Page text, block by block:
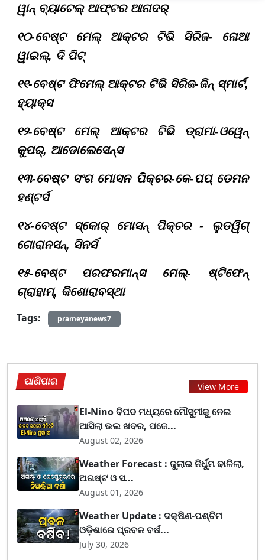
ୱାନ୍ ବ୍ୟାଟେଲ୍ ଆଫ୍ଟର ଆନାଦର୍
୧୦-ବେଷ୍ଟ ମେଲ୍ ଆକ୍ଟର ଟିଭି ସିରିଜ- ନୋଆ
ୱାଇଲ୍, ଦି ପିଟ୍
୧୧-ବେଷ୍ଟ ଫିମେଲ୍ ଆକ୍ଟର ଟିଭି ସିରିଜ-ଜିନ୍ ସ୍ମାର୍ଟ,
ହ୍ୟାକ୍ସ
୧୨-ବେଷ୍ଟ ମେଲ୍ ଆକ୍ଟର ଟିଭି ଡ୍ରାମା-ଓୱେନ୍
କୁପର୍, ଆଡୋଲେସେନ୍ସ
୧୩-ବେଷ୍ଟ ସଂଗ ମୋସନ ପିକ୍ଚର-କେ-ପପ୍ ଡେମନ
ହଣ୍ଟର୍ସ
୧୪-ବେଷ୍ଟ ସ୍କୋର୍ ମୋସନ୍ ପିକ୍ଚର - ଲୁଡୱିଗ୍
ଗୋରାନସନ୍, ସିନର୍ସ
୧୫-ବେଷ୍ଟ ପରଫରମାନ୍ସ ମେଲ୍- ଷ୍ଟିଫେନ୍
ଗ୍ରାହାମ୍, କିଶୋରାବସ୍ଥା
Tags:
prameyanews7
ପାଣିପାଗ View More
El-Nino ବିପଦ ମଧ୍ୟରେ ମୌସୁମୀକୁ ନେଇ
ଆସିଲା ଭଲ ଖବର, ପଜେ...
August 02, 2026
Weather Forecast : ଜୁଲାଇ ନିର୍ଧୁମ ଢାଳିଲା,
ଅଗଷ୍ଟ ଓ ସ...
August 01, 2026
Weather Update : ଦକ୍ଷିଣ-ପଶ୍ଚିମ
ଓଡ଼ିଶାରେ ପ୍ରବଳ ବର୍ଷ...
July 30, 2026